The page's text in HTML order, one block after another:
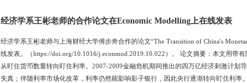
经济学系王彬老师的合作论文在Economic Modelling上在线发表
经济学系王彬老师与上海财经大学傅步奔合作的论文“The Transition of China's
线发表。（https://doi.org/10.1016/j.econmod.2019.10.022）。 论文摘要：本文用
从盯住货币数量转向盯住利率。2007-2009金融危机期间推出的四万亿经济刺激计
失真；伴随利率市场化改革，利率仍然能影响影子银行，因此央行逐渐转向盯住利